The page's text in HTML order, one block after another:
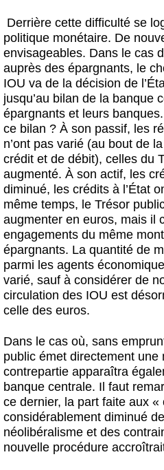
Derrière cette difficulté se
politique monétaire. De
envisageables. Dans le cas
auprès des épargnants, le
IOU va de la décision de
jusqu’au bilan de la banque
épargnants et leurs
ce bilan ? À son passif, les
n’ont pas varié (au bout de
crédit et de débit), celles du
augmenté. À son actif, les
diminué, les crédits à l’État
même temps, le Trésor
augmenter en euros, mais il
engagements du même
épargnants. La quantité de
parmi les agents
varié, sauf à considérer de
circulation des IOU est
celle des euros.
Dans le cas où, sans
public émet directement une
contrepartie apparaîtra
banque centrale. Il faut
ce dernier, la part faite aux «
considérablement diminué
néolibéralisme et des
nouvelle procédure